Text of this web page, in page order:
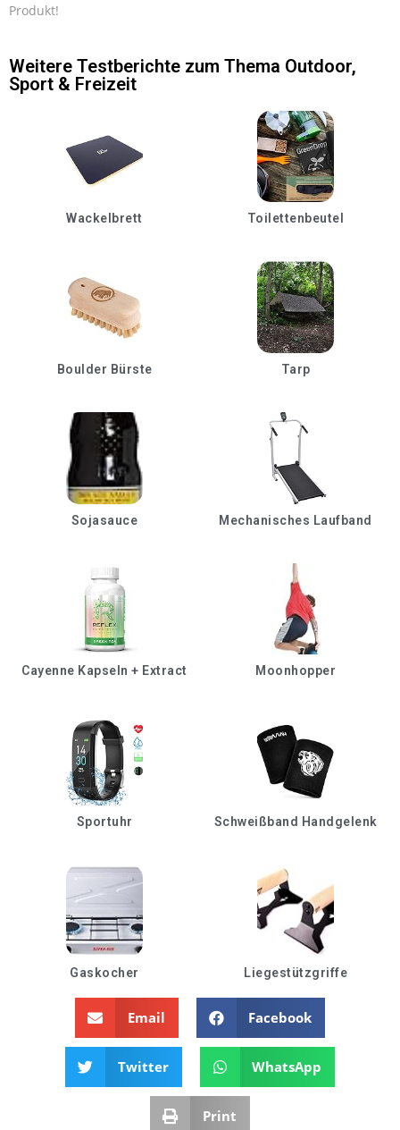
Produkt!
Weitere Testberichte zum Thema Outdoor,
Sport & Freizeit
Wackelbrett Toilettenbeutel
Boulder Bürste Tarp
Sojasauce Mechanisches Laufband
Cayenne Kapseln + Extract Moonhopper
Sportuhr Schweißband Handgelenk
Gaskocher Liegestützgriffe
Email Facebook
Twitter WhatsApp
Print